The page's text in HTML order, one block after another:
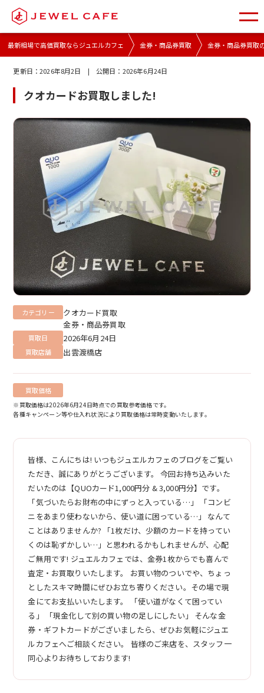
最新相場で高価買取ならジュエルカフェ 金券・商品券買取 金券・商品券買取
更新日：2026年8月2日 | 公開日： 2026年6月24日
クオカードお買取しました!
カテゴリー
クオカード買取
金券・商品券買取
買取日 2026年6月24日
買取店舗 出雲渡橋店
買取価格
※買取価格は2026年6月24日時点での買取参考価格です。
各種キャンペーン等や仕入れ状況により買取価格は常時変動いたします。
皆様、こんにちは! いつもジュエルカフェのブログをご覧い
ただき、誠にありがとうございます。 今回お持ち込みいた
だいたのは【QUOカード1,000円分 & 3,000円分】です。
「気づいたらお財布の中にずっと入っている…」 「コンビ
ニをあまり使わないから、使い道に困っている…」 なんて
ことはありませんか? 「1枚だけ、少額のカードを持ってい
くのは恥ずかしい…」と思われるかもしれませんが、心配
ご無用です! ジュエルカフェでは、金券1枚からでも喜んで
査定・お買取りいたします。 お買い物のついでや、ちょっ
としたスキマ時間にぜひお立ち寄りください。その場で現
金にてお支払いいたします。 「使い道がなくて困ってい
る」 「現金化して別の買い物の足しにしたい」 そんな金
券・ギフトカードがございましたら、ぜひお気軽にジュエ
ルカフェへご相談ください。 皆様のご来店を、スタッフ一
同心よりお待ちしております!